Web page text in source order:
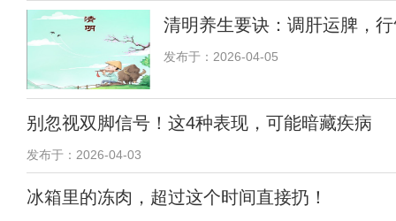
清明养生要诀：调肝运脾，
发布于：2026-04-05
别忽视双脚信号！这4种表现，可能暗藏疾病
发布于：2026-04-03
冰箱里的冻肉，超过这个时间直接扔！